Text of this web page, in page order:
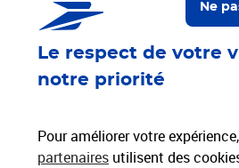
Le respect de votre
notre priorité
Pour améliorer votre
partenaires utilisent des
Ne